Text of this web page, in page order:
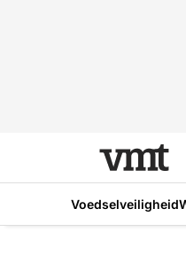
Voedselveiligheid